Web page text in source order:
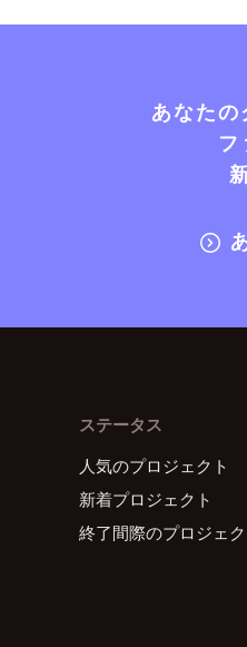
あなた
ステータス
人気のプロジェクト
新着プロジェクト
終了間際のプロジェ